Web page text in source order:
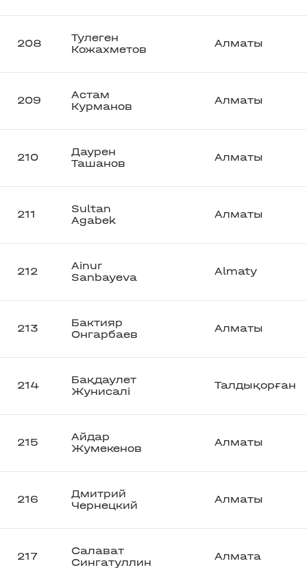
208
Тулеген
Кожахметов
Алматы
209
Астам
Курманов
Алматы
210
Даурен
Ташанов
Алматы
211
Sultan
Agabek
Алматы
212
Ainur
Sanbayeva
Almaty
213
Бактияр
Онгарбаев
Алматы
214
Бақдаулет
Жунисалі
Талдықорған
215
Айдар
Жумекенов
Алматы
216
Дмитрий
Чернецкий
Алматы
217
Салават
Сингатуллин
Алмата